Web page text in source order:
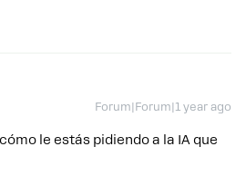
Forum|Forum|1 year ago
le estás pidiendo a la IA que